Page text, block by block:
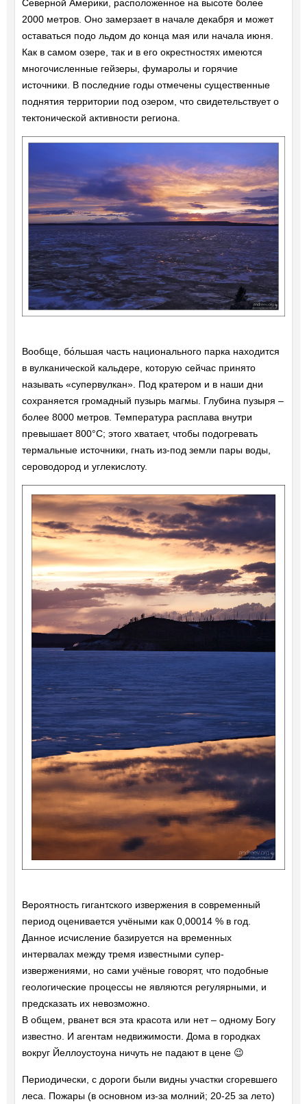
Северной Америки, расположенное на высоте более
2000 метров. Оно замерзает в начале декабря и может
оставаться подо льдом до конца мая или начала июня.
Как в самом озере, так и в его окрестностях имеются
многочисленные гейзеры, фумаролы и горячие
источники. В последние годы отмечены существенные
поднятия территории под озером, что свидетельствует о
тектонической активности региона.
Вообще, бо́льшая часть национального парка находится
в вулканической кальдере, которую сейчас принято
называть «супервулкан». Под кратером и в наши дни
сохраняется громадный пузырь магмы. Глубина пузыря –
более 8000 метров. Температура расплава внутри
превышает 800°C; этого хватает, чтобы подогревать
термальные источники, гнать из-под земли пары воды,
сероводород и углекислоту.
Вероятность гигантского извержения в современный
период оценивается учёными как 0,00014 % в год.
Данное исчисление базируется на временных
интервалах между тремя известными супер-
извержениями, но сами учёные говорят, что подобные
геологические процессы не являются регулярными, и
предсказать их невозможно.
В общем, рванет вся эта красота или нет – одному Богу
известно. И агентам недвижимости. Дома в городках
вокруг Йеллоустоуна ничуть не падают в цене 😉
Периодически, с дороги были видны участки сгоревшего
леса. Пожары (в основном из-за молний; 20-25 за лето)